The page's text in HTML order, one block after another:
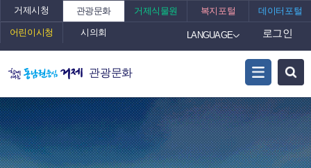
거제시청 관광문화 거제식물원 복지포털 데이터포털
어린이시청 시의회 LANGUAGE 로그인
관광문화